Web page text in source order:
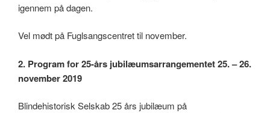
igennem på dagen.
Vel mødt på Fuglsangscentret til november.
2. Program for 25-års jubilæumsarrangementet 25. – 26.
november 2019
Blindehistorisk Selskab 25 års jubilæum på